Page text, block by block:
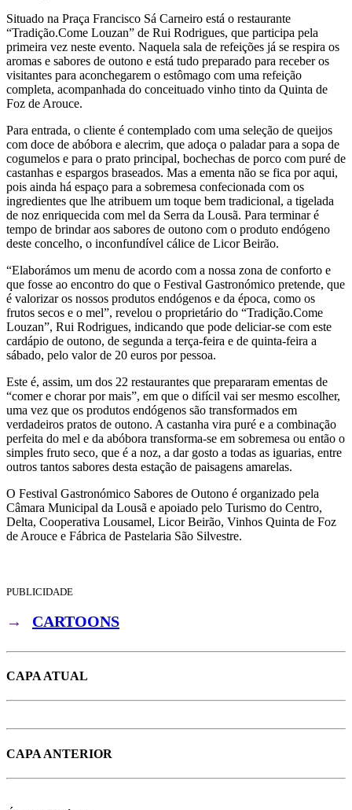
Situado na Praça Francisco Sá Carneiro está o restaurante
“Tradição.Come Louzan” de Rui Rodrigues, que participa pela
primeira vez neste evento. Naquela sala de refeições já se respira os
aromas e sabores de outono e está tudo preparado para receber os
visitantes para aconchegarem o estômago com uma refeição
completa, acompanhada do conceituado vinho tinto da Quinta de
Foz de Arouce.
Para entrada, o cliente é contemplado com uma seleção de queijos
com doce de abóbora e alecrim, que adoça o paladar para a sopa de
cogumelos e para o prato principal, bochechas de porco com puré de
castanhas e espargos braseados. Mas a ementa não se fica por aqui,
pois ainda há espaço para a sobremesa confecionada com os
ingredientes que lhe atribuem um toque bem tradicional, a tigelada
de noz enriquecida com mel da Serra da Lousã. Para terminar é
tempo de brindar aos sabores de outono com o produto endógeno
deste concelho, o inconfundível cálice de Licor Beirão.
“Elaborámos um menu de acordo com a nossa zona de conforto e
que fosse ao encontro do que o Festival Gastronómico pretende, que
é valorizar os nossos produtos endógenos e da época, como os
frutos secos e o mel”, revelou o proprietário do “Tradição.Come
Louzan”, Rui Rodrigues, indicando que pode deliciar-se com este
cardápio de outono, de segunda a terça-feira e de quinta-feira a
sábado, pelo valor de 20 euros por pessoa.
Este é, assim, um dos 22 restaurantes que prepararam ementas de
“comer e chorar por mais”, em que o difícil vai ser mesmo escolher,
uma vez que os produtos endógenos são transformados em
verdadeiros pratos de outono. A castanha vira puré e a combinação
perfeita do mel e da abóbora transforma-se em sobremesa ou então o
simples fruto seco, que é a noz, a dar gosto a todas as iguarias, entre
outros tantos sabores desta estação de paisagens amarelas.
O Festival Gastronómico Sabores de Outono é organizado pela
Câmara Municipal da Lousã e apoiado pelo Turismo do Centro,
Delta, Cooperativa Lousamel, Licor Beirão, Vinhos Quinta de Foz
de Arouce e Fábrica de Pastelaria São Silvestre.
PUBLICIDADE
→ CARTOONS
CAPA ATUAL
CAPA ANTERIOR